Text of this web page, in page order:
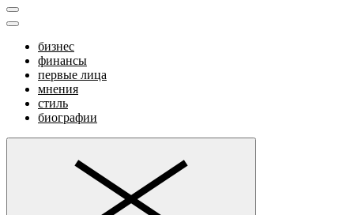
бизнес
финансы
первые лица
мнения
стиль
биографии